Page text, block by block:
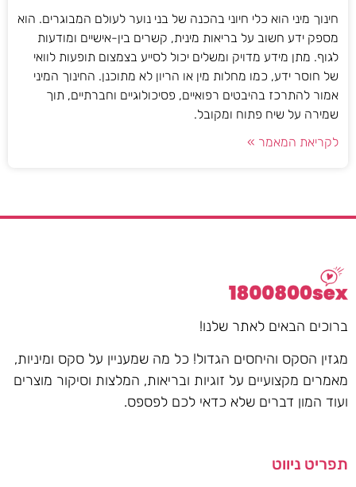
חינוך מיני הוא כלי חיוני בהכנה של בני נוער לעולם המבוגרים. הוא
מספק ידע חשוב על בריאות מינית, קשרים בין-אישיים ומודעות
לגוף. מתן מידע מדויק ומשלים יכול לסייע בצמצום תופעות לוואי
של חוסר ידע, כמו מחלות מין או הריון לא מתוכנן. החינוך המיני
אמור להתרכז בהיבטים רפואיים, פסיכולוגיים וחברתיים, תוך
שמירה על שיח פתוח ומקובל.
לקריאת המאמר »
ברוכים הבאים לאתר שלנו!
מגזין הסקס והיחסים הגדול! כל מה שמעניין על סקס ומיניות,
מאמרים מקצועיים על זוגיות ובריאות, המלצות וסיקור מוצרים
ועוד המון דברים שלא כדאי לכם לפספס.
תפריט ניווט